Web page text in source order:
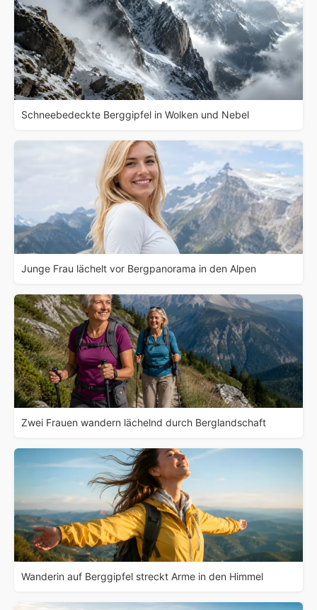
Schneebedeckte Berggipfel in Wolken und Nebel
Junge Frau lächelt vor Bergpanorama in den Alpen
Zwei Frauen wandern lächelnd durch Berglandschaft
Wanderin auf Berggipfel streckt Arme in den Himmel